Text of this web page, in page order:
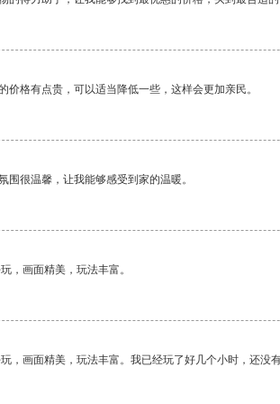
价格有点贵，可以适当降低一些，这样会更加亲民。
围很温馨，让我能够感受到家的温暖。
，画面精美，玩法丰富。
，画面精美，玩法丰富。我已经玩了好几个小时，还没